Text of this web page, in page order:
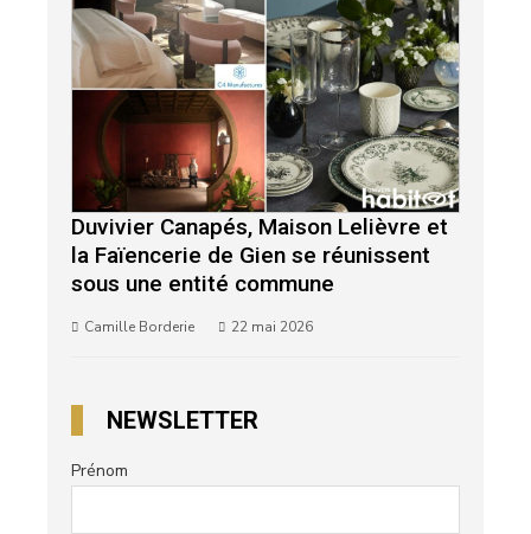
Duvivier Canapés, Maison Lelièvre et
la Faïencerie de Gien se réunissent
sous une entité commune
Camille Borderie 22 mai 2026
NEWSLETTER
Prénom